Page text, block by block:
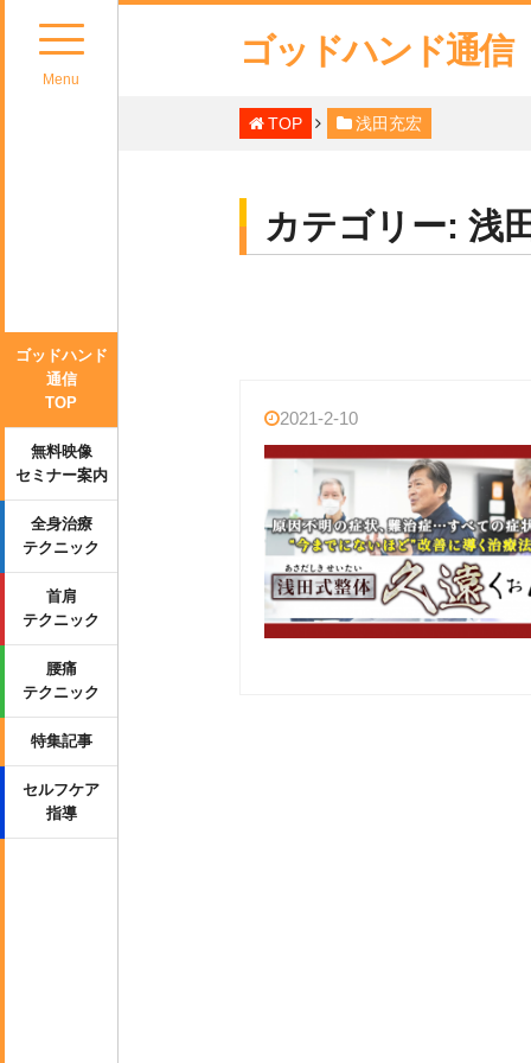
Menu
ゴッドハンド
通信
TOP
無料映像
セミナー案内
全身治療
テクニック
首肩
テクニック
腰痛
テクニック
特集記事
セルフケア
指導
ゴッドハンド通信
TOP 浅田充宏
カテゴリー: 浅
2021-2-10